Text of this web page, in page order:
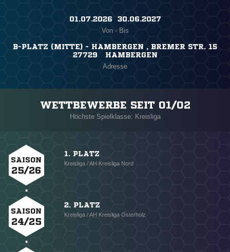
01.07.2026 ​ 30.06.2027
Von - Bis
B-PLATZ (MITTE) - HAMBERGEN , BREMER STR. 15
27729 HAMBERGEN
Adresse
WETTBEWERBE SEIT 01/02
Höchste Spielklasse: Kreisliga
SAISON
25/26
1. PLATZ
Kreisliga / AH Kreisliga Nord
SAISON
24/25
2. PLATZ
Kreisliga / AH Kreisliga Osterholz